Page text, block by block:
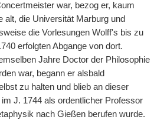
war, bezog er, kaum
alt, die Universität Marburg und
die Vorlesungen Wolff's bis zu
erfolgten Abgange von dort.
Jahre Doctor der Philosophie
war, begann er alsbald
zu halten und blieb an dieser
J. 1744 als ordentlicher Professor
nach Gießen berufen wurde.